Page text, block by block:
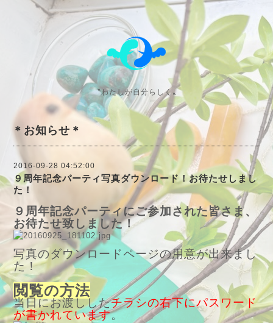
〝わたしが自分らしく〟
＊お知らせ＊
2016-09-28 04:52:00
９周年記念パーティ写真ダウンロード！お待たせしまし
た！
９周年記念パーティにご参加された皆さま、
お待たせ致しました！
写真のダウンロードページの用意が出来まし
た！
閲覧の方法
当日にお渡ししたチラシの右下にパスワード
が書かれています。